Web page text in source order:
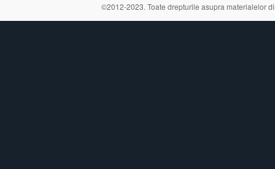
©2012-2023. Toate drepturile asupra materialelor